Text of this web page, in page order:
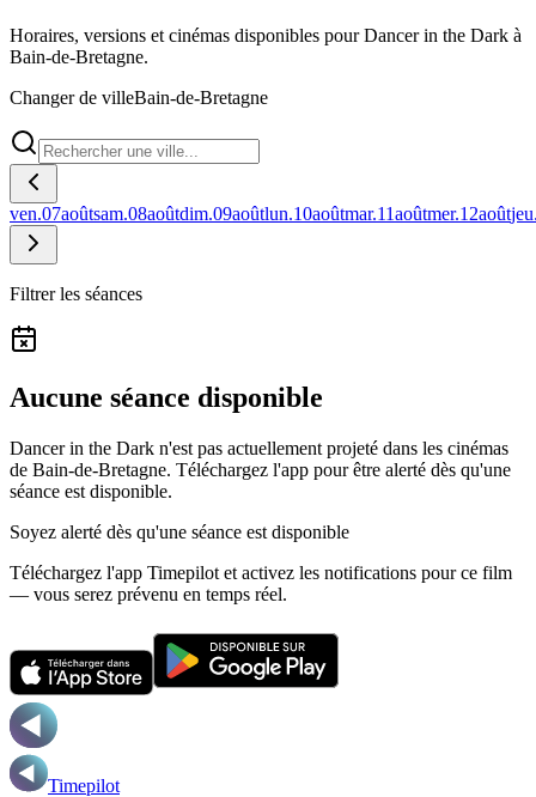
Horaires, versions et cinémas disponibles pour Dancer in the Dark à
Bain-de-Bretagne.
Changer de villeBain-de-Bretagne
ven.07aoûtsam.08aoûtdim.09aoûtlun.10aoûtmar.11aoûtmer.12août
Filtrer les séances
Aucune séance disponible
Dancer in the Dark n'est pas actuellement projeté dans les cinémas
de Bain-de-Bretagne. Téléchargez l'app pour être alerté dès qu'une
séance est disponible.
Soyez alerté dès qu'une séance est disponible
Téléchargez l'app Timepilot et activez les notifications pour ce film
— vous serez prévenu en temps réel.
Timepilot